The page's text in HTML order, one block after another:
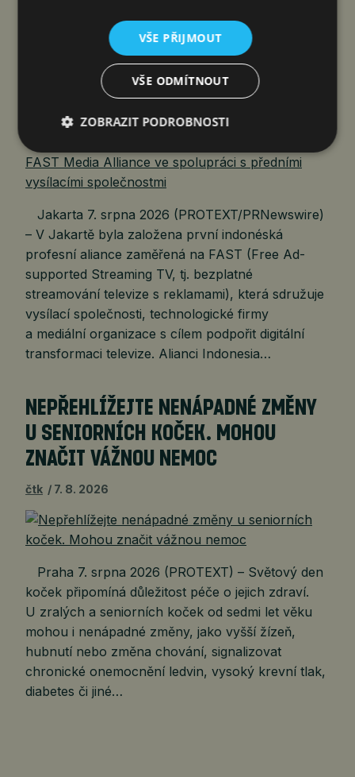
COOLITA ZAHAJUJE PRVNÍ
INDONÉSKOU INICIATIVU FAST
MEDIA ALLIANCE VE SPOLUPRÁCI
S PŘEDNÍMI VYSÍLACÍMI…
Jakarta 7. srpna 2026 (PROTEXT/PRNewswire)
– V Jakartě byla založena první indonéská
profesní aliance zaměřená na FAST (Free Ad-
supported Streaming TV, tj. bezplatné
streamování televize s reklamami), která sdružuje
vysílací společnosti, technologické firmy
a mediální organizace s cílem podpořit digitální
transformaci televize. Alianci Indonesia…
NEPŘEHLÍŽEJTE NENÁPADNÉ ZMĚNY
U SENIORNÍCH KOČEK. MOHOU
ZNAČIT VÁŽNOU NEMOC
čtk 7. 8. 2026
Praha 7. srpna 2026 (PROTEXT) – Světový den
koček připomíná důležitost péče o jejich zdraví.
U zralých a seniorních koček od sedmi let věku
mohou i nenápadné změny, jako vyšší žízeň,
hubnutí nebo změna chování, signalizovat
chronické onemocnění ledvin, vysoký krevní tlak,
diabetes či jiné…
VŠE PŘIJMOUT
VŠE ODMÍTNOUT
ZOBRAZIT PODROBNOSTI